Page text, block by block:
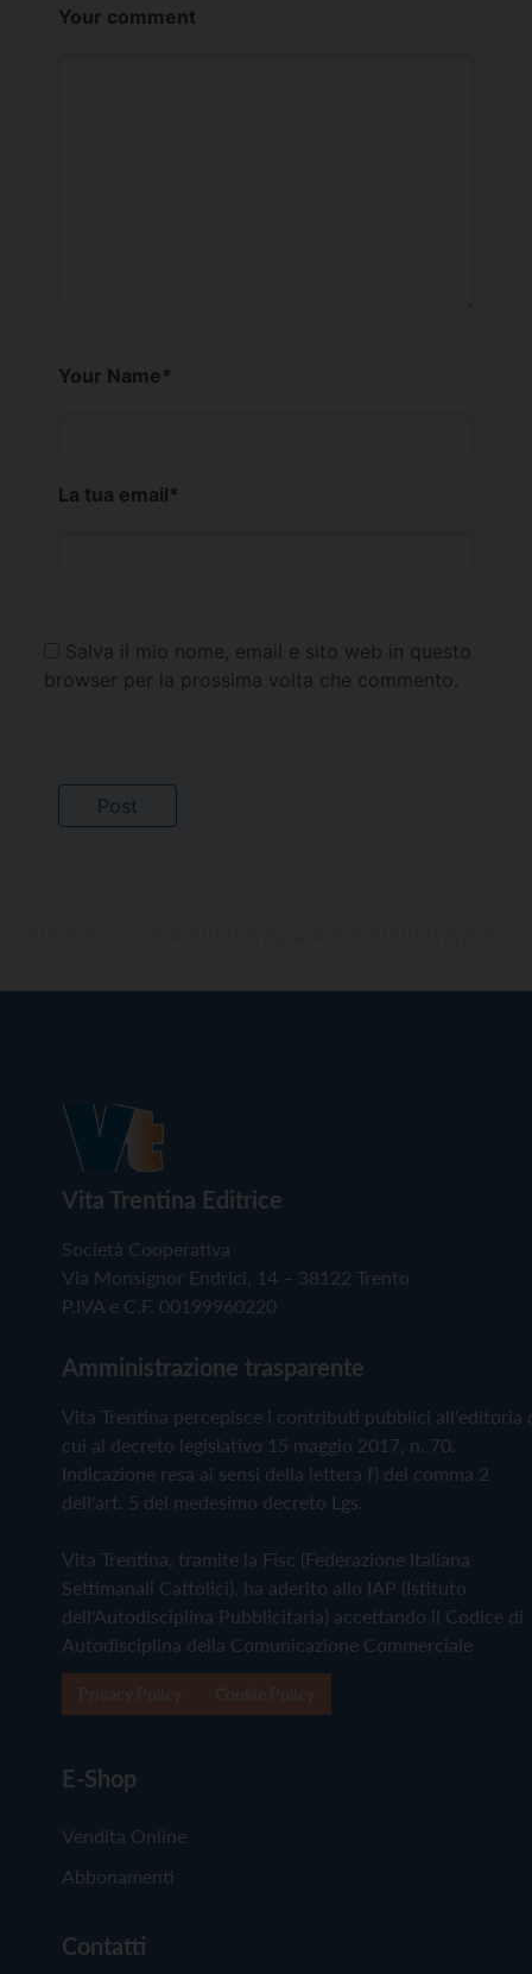
Your comment
Your Name*
La tua email*
Salva il mio nome, email e sito web in questo
browser per la prossima volta che commento.
Vita Trentina Editrice
Società Cooperativa
Via Monsignor Endrici, 14 – 38122 Trento
P.IVA e C.F. 00199960220
Amministrazione trasparente
Vita Trentina percepisce i contributi pubblici all'editoria
cui al decreto legislativo 15 maggio 2017, n. 70.
Indicazione resa ai sensi della lettera f) del comma 2
dell'art. 5 del medesimo decreto Lgs.
Vita Trentina, tramite la Fisc (Federazione Italiana
Settimanali Cattolici), ha aderito allo IAP (Istituto
dell'Autodisciplina Pubblicitaria) accettando il Codice di
Autodisciplina della Comunicazione Commerciale
E-Shop
Vendita Online
Abbonamenti
Contatti